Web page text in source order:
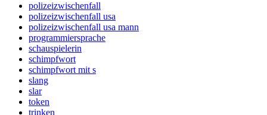
polizeizwischenfall
polizeizwischenfall usa
polizeizwischenfall usa mann
programmiersprache
schauspielerin
schimpfwort
schimpfwort mit s
slang
slar
token
trinken